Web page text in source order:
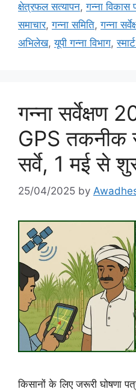
क्षेत्रफल सत्यापन,गन्ना विकास
समाचार,गन्ना समिति,गन्ना
अभिलेख,यूपी गन्ना विभाग,
गन्ना सर्वेक्षण
GPS तकनीक से
सर्वे, 1 मई से
25/04/2025 by
किसानों के लिए जरूरी घोषणा